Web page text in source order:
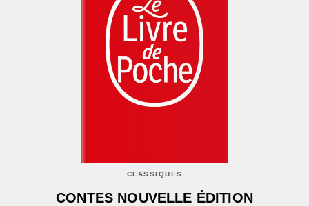
CLASSIQUES
CONTES NOUVELLE ÉDITION